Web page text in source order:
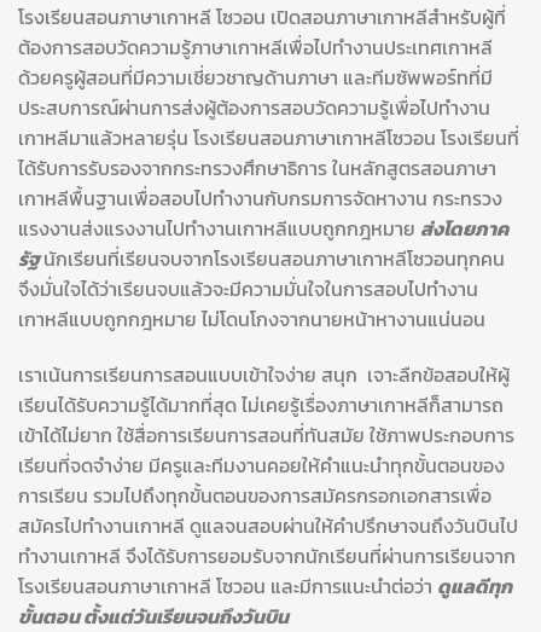
โรงเรียนสอนภาษาเกาหลี โซวอน เปิดสอนภาษาเกาหลีสำหรับผู้ที่
ต้องการสอบวัดความรู้ภาษาเกาหลีเพื่อไปทำงานประเทศเกาหลี
ด้วยครูผู้สอนที่มีความเชี่ยวชาญด้านภาษา และทีมซัพพอร์ทที่มี
ประสบการณ์ผ่านการส่งผู้ต้องการสอบวัดความรู้เพื่อไปทำงาน
เกาหลีมาแล้วหลายรุ่น โรงเรียนสอนภาษาเกาหลีโซวอน โรงเรียนที่
ได้รับการรับรองจากกระทรวงศึกษาธิการ ในหลักสูตรสอนภาษา
เกาหลีพื้นฐานเพื่อสอบไปทำงานกับกรมการจัดหางาน กระทรวง
แรงงานส่งแรงงานไปทำงานเกาหลีแบบถูกกฎหมาย ส่งโดยภาค
รัฐนักเรียนที่เรียนจบจากโรงเรียนสอนภาษาเกาหลีโซวอนทุกคน
จึงมั่นใจได้ว่าเรียนจบแล้วจะมีความมั่นใจในการสอบไปทำงาน
เกาหลีแบบถูกกฎหมาย ไม่โดนโกงจากนายหน้าหางานแน่นอน
เราเน้นการเรียนการสอนแบบเข้าใจง่าย สนุก เจาะลืกข้อสอบให้ผู้
เรียนได้รับความรู้ได้มากที่สุด ไม่เคยรู้เรื่องภาษาเกาหลีก็สามารถ
เข้าได้ไม่ยาก ใช้สื่อการเรียนการสอนที่ทันสมัย ใช้ภาพประกอบการ
เรียนที่จดจำง่าย มีครูและทีมงานคอยให้คำแนะนำทุกขั้นตอนของ
การเรียน รวมไปถึงทุกขั้นตอนของการสมัครกรอกเอกสารเพื่อ
สมัครไปทำงานเกาหลี ดูแลจนสอบผ่านให้คำปรึกษาจนถึงวันบินไป
ทำงานเกาหลี จึงได้รับการยอมรับจากนักเรียนที่ผ่านการเรียนจาก
โรงเรียนสอนภาษาเกาหลี โซวอน และมีการแนะนำต่อว่า ดูแลดีทุก
ขั้นตอน ตั้งแต่วันเรียนจนถึงวันบิน